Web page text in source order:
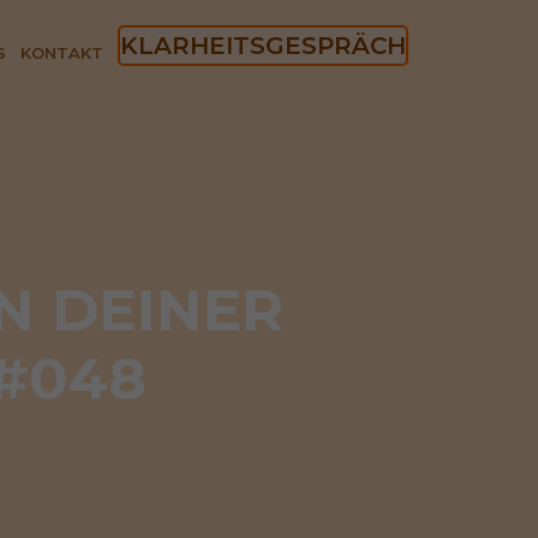
KONTAKT KLARHEITSGESPRÄCH
DEINER